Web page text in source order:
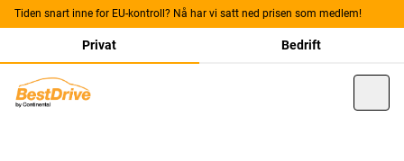
Tiden snart inne for EU-kontroll? Nå har vi satt ned prisen som medlem!
Privat Bedrift